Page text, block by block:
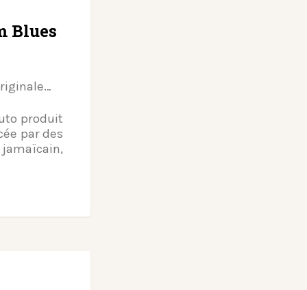
Blues
produit
par des